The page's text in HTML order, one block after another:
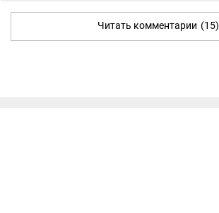
Читать комментарии (15)